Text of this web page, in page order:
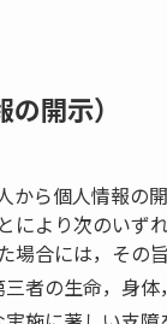
開示）
から個人情報の
により次のいず
場合には，その
者の生命，身